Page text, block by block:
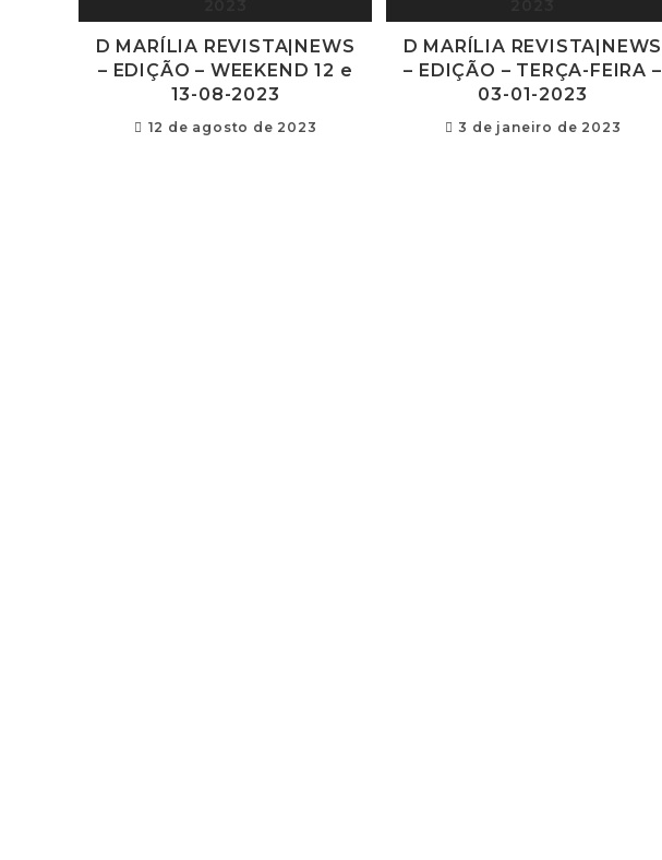
D MARÍLIA REVISTA|NEWS
– EDIÇÃO – WEEKEND 12 e
13-08-2023
12 de agosto de 2023
D MARÍLIA REVISTA|NEWS
– EDIÇÃO – TERÇA-FEIRA –
03-01-2023
3 de janeiro de 2023